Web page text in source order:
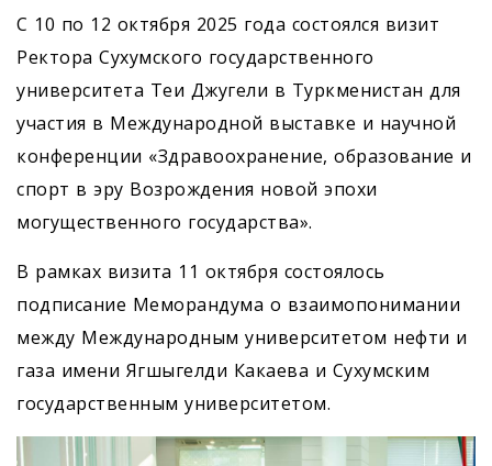
С 10 по 12 октября 2025 года состоялся визит
Ректора Сухумского государственного
университета Теи Джугели в Туркменистан для
участия в Международной выставке и научной
конференции «Здравоохранение, образование и
спорт в эру Возрождения новой эпохи
могущественного государства».
В рамках визита 11 октября состоялось
подписание Меморандума о взаимопонимании
между Международным университетом нефти и
газа имени Ягшыгелди Какаева и Сухумским
государственным университетом.